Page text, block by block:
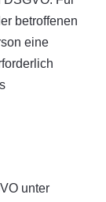
betroffenen
eine
unter